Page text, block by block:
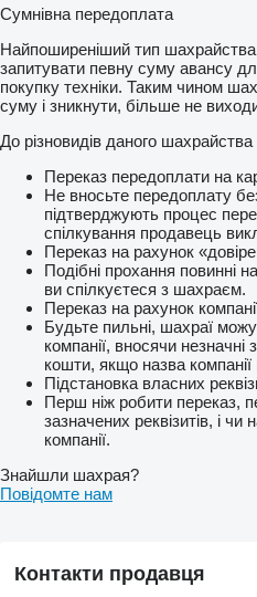
Сумнівна передоплата
Найпоширеніший тип
запитувати певну суму авансу
покупку техніки. Таким чином
суму і зникнути, більше не
До різновидів даного
Переказ передоплати на
Не вносьте передоплату
підтверджують процес
спілкування продавець
Переказ на рахунок
Подібні прохання повинні
ви спілкуєтеся з шахраєм.
Переказ на рахунок
Будьте пильні, шахраї
компанії, вносячи
кошти, якщо назва компанії
Підстановка власних
Перш ніж робити переказ,
зазначених реквізитів, і
компанії.
Знайшли шахрая?
Повідомте нам
Контакти продавця